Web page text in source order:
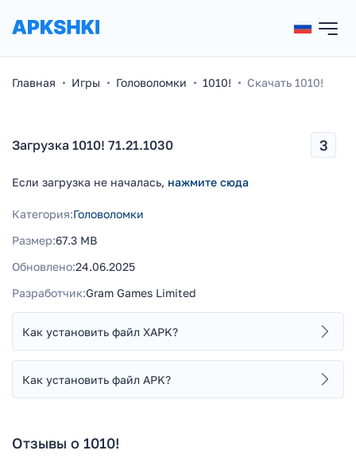
Главная Игры Головоломки 1010! Скачать 1010!
Загрузка 1010! 71.21.1030 3
Если загрузка не началась, нажмите сюда
Категория:Головоломки
Размер:67.3 MB
Обновлено:24.06.2025
Разработчик:Gram Games Limited
Как установить файл XAPK?
Как установить файл APK?
Отзывы о 1010!